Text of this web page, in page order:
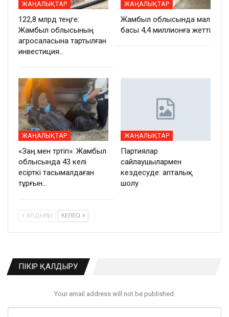
ЖАҢАЛЫҚТАР
122,8 млрд теңге:
Жамбыл облысының
агросаласына тартылған
инвестиция…
ЖАҢАЛЫҚТАР
Жамбыл облысында мал
басы 4,4 миллионға жетті
ЖАҢАЛЫҚТАР
«Заң мен тәртіп»: Жамбыл
облысында 43 келі
есірткі тасымалдаған
тұрғын…
ЖАҢАЛЫҚТАР
Партиялар
сайлаушылармен
кездесуде: апталық
шолу
АЛДЫҢҒЫ КЕЛЕСІ
ПІКІР ҚАЛДЫРУ
Your email address will not be published.